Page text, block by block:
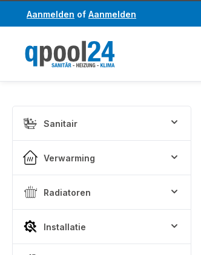
naar de hoofdinhoud
Ga naar de zoekopdracht
Aanmelden of Aanmelden
Sanitair
Verwarming
Radiatoren
Installatie